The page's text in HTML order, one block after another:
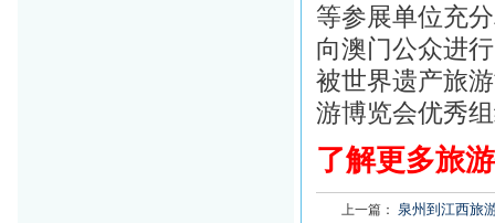
等参展单位充
向澳门公众进
被世界遗产旅
游博览会优秀
了解更多旅
上一篇： 泉州到江西旅